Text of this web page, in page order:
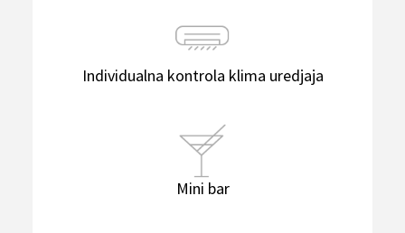
Individualna kontrola klima uredjaja
Mini bar